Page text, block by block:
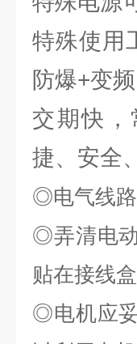
特殊使用
防爆+变
交期快
捷、安全
◎电气线
◎弄清电
贴在接线
◎电机应